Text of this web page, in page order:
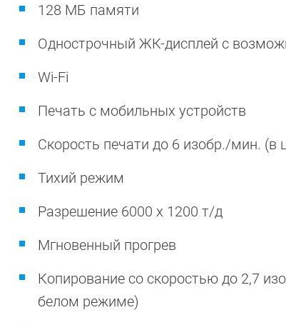
128 МБ памяти
Однострочный ЖК-дисплей с
Wi-Fi
Печать с мобильных устройств
Скорость печати до 6 изобр./мин.
Тихий режим
Разрешение 6000 x 1200 т/д
Мгновенный прогрев
Копирование со скоростью до 2,7
белом режиме)